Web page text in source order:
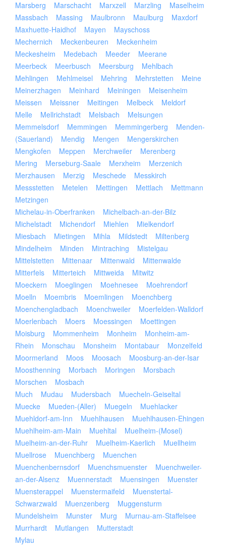
Marsberg
Marschacht Marxzell Marzling
Maselheim
Massbach
Massing Maulbronn Maulburg
Maxdorf
Maxhuette-Haidhof
Mayen
Mayschoss
Mechernich
Meckenbeuren
Meckenheim
Meckesheim
Medebach Meeder
Meerane
Meerbeck
Meerbusch Meersburg
Mehlbach
Mehlingen
Mehlmeisel Mehring Mehrstetten
Meine
Meinerzhagen
Meinhard Meiningen
Meisenheim
Meissen
Meissner Meitingen Melbeck
Meldorf
Melle
Mellrichstadt Melsbach
Melsungen
Memmelsdorf
Memmingen Memmingerberg
Menden-
(Sauerland)
Mendig Mengen
Mengerskirchen
Mengkofen
Meppen Merchweiler
Merenberg
Mering
Merseburg-Saale Merxheim
Merzenich
Merzhausen
Merzig Meschede
Messkirch
Messstetten
Metelen Mettingen Mettlach
Mettmann
Metzingen
Michelau-in-Oberfranken
Michelbach-an-der-Bilz
Michelstadt
Michendorf Miehlen
Mielkendorf
Miesbach
Mietingen Mihla Mildstedt
Miltenberg
Mindelheim
Minden Mintraching
Mistelgau
Mittelstetten
Mittenaar Mittenwald
Mittenwalde
Mitterfels
Mitterteich Mittweida
Mitwitz
Moeckern
Moeglingen Moehnesee
Moehrendorf
Moelln
Moembris Moemlingen
Moenchberg
Moenchengladbach
Moenchweiler
Moerfelden-Walldorf
Moerlenbach
Moers Moessingen
Moettingen
Moisburg
Mommenheim Monheim
Monheim-am-
Rhein
Monschau Monsheim Montabaur
Monzelfeld
Moormerland
Moos Moosach
Moosburg-an-der-Isar
Moosthenning
Morbach Moringen
Morsbach
Morschen
Mosbach
Much
Mudau Mudersbach
Muecheln-Geiseltal
Muecke
Mueden-(Aller) Muegeln
Muehlacker
Muehldorf-am-Inn
Muehlhausen
Muehlhausen-Ehingen
Muehlheim-am-Main
Muehltal
Muelheim-(Mosel)
Muelheim-an-der-Ruhr
Muelheim-Kaerlich
Muellheim
Muellrose
Muenchberg
Muenchen
Muenchenbernsdorf
Muenchsmuenster
Muenchweiler-
an-der-Alsenz
Muennerstadt Muensingen
Muenster
Muensterappel
Muenstermaifeld
Muenstertal-
Schwarzwald
Muenzenberg
Muggensturm
Mundelsheim
Munster Murg
Murnau-am-Staffelsee
Murrhardt
Mutlangen
Mutterstadt
Mylau